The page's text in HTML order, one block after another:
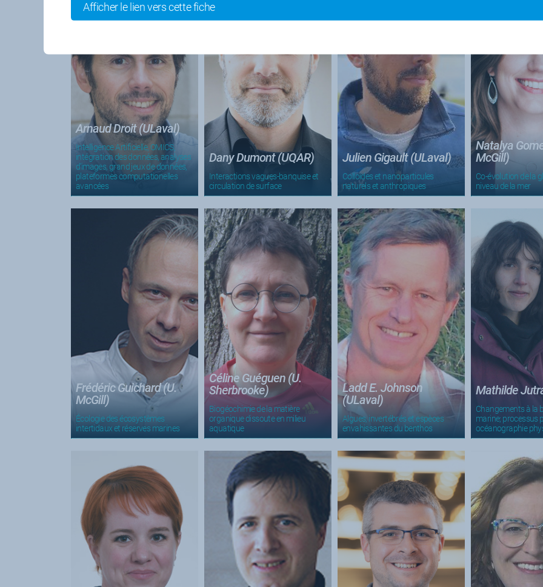
Afficher le lien vers cette fiche
Arnaud Droit (ULaval)
Intelligence Artificielle, OMICS,
intégration des données, analyses
d'images, grand jeux de données,
plateformes computationelles
avancées
Dany Dumont (UQAR)
Interactions vagues-banquise et
circulation de surface
Julien Gigault (ULaval)
Colloïdes et nanoparticules
naturels et anthropiques
Natalya
McGill)
Co-évolution de la
niveau de la mer
Frédéric Guichard (U.
McGill)
Écologie des écosystèmes
intertidaux et réserves marines
Céline Guéguen (U.
Sherbrooke)
Biogéochimie de la matière
organique dissoute en milieu
aquatique
Ladd E. Johnson
(ULaval)
Algues, invertébrés et espèces
envahissantes du benthos
Mathilde
Changements à la
marine; processus
océanographie